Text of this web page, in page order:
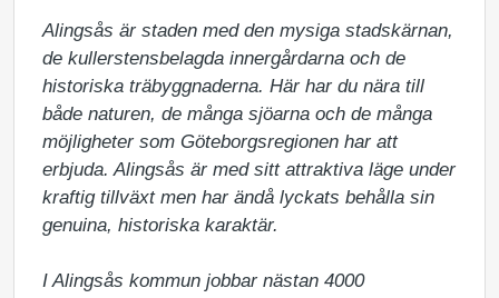
Alingsås är staden med den mysiga stadskärnan,
de kullerstensbelagda innergårdarna och de
historiska träbyggnaderna. Här har du nära till
både naturen, de många sjöarna och de många
möjligheter som Göteborgsregionen har att
erbjuda. Alingsås är med sitt attraktiva läge under
kraftig tillväxt men har ändå lyckats behålla sin
genuina, historiska karaktär.
I Alingsås kommun jobbar nästan 4000